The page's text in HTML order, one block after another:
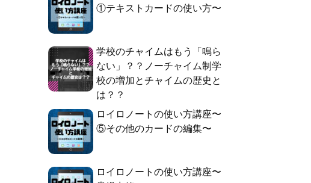
①テキストカードの使い方〜
学校のチャイムはもう「鳴ら
ない」？？ノーチャイム制学
校の増加とチャイムの歴史と
は？？
ロイロノートの使い方講座〜
⑤その他のカードの編集〜
ロイロノートの使い方講座〜